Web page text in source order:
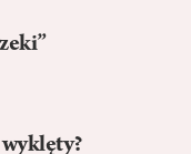
wyklęty?